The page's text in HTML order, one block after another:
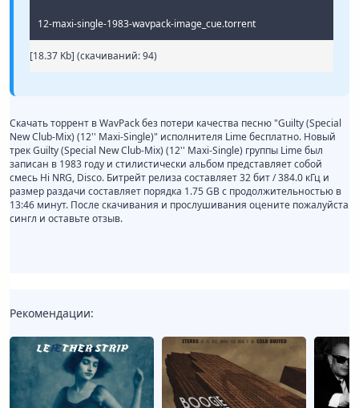
12-maxi-single-1983-wavpack-image_cue.torrent
[18.37 Kb] (cкачиваний: 94)
Скачать торрент в WavPack без потери качества песню "Guilty (Special
New Club-Mix) (12'' Maxi-Single)" исполнителя Lime бесплатно. Новый
трек Guilty (Special New Club-Mix) (12'' Maxi-Single) группы Lime был
записан в 1983 году и стилистически альбом представляет собой
смесь Hi NRG, Disco. Битрейт релиза составляет 32 бит / 384.0 кГц и
размер раздачи составляет порядка 1.75 GB с продолжительностью в
13:46 минут. После скачивания и прослушивания оцените пожалуйста
сингл и оставьте отзыв.
Рекомендации: